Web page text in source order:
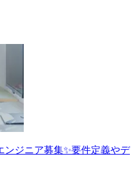
ジニア募集✨要件定義やデ